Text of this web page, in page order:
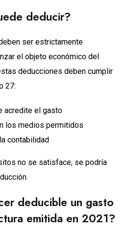
deducir?
ser estrictamente
el objeto económico del
deducciones deben cumplir
27:
acredite el gasto
los medios permitidos
contabilidad
no se satisface, se podría
deducible un gasto
emitida en 2021?